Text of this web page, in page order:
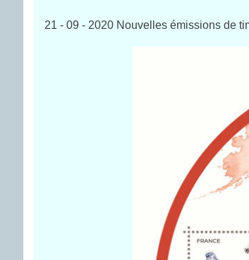
21 - 09 - 2020 Nouvelles émissions de